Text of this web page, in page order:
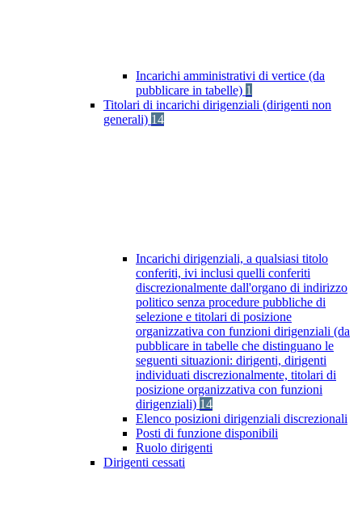
Incarichi amministrativi di vertice (da
pubblicare in tabelle) 1
Titolari di incarichi dirigenziali (dirigenti non
generali) 14
Incarichi dirigenziali, a qualsiasi titolo
conferiti, ivi inclusi quelli conferiti
discrezionalmente dall'organo di indirizzo
politico senza procedure pubbliche di
selezione e titolari di posizione
organizzativa con funzioni dirigenziali (da
pubblicare in tabelle che distinguano le
seguenti situazioni: dirigenti, dirigenti
individuati discrezionalmente, titolari di
posizione organizzativa con funzioni
dirigenziali) 14
Elenco posizioni dirigenziali discrezionali
Posti di funzione disponibili
Ruolo dirigenti
Dirigenti cessati